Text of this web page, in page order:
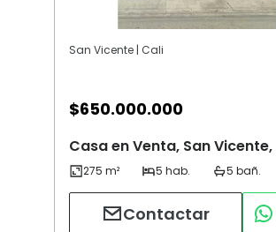
San Vicente | Cali
$650.000.000
Casa en Venta, San
Contactar